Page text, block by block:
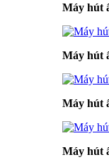
Máy hút
Máy hút
Máy hút
Máy hút